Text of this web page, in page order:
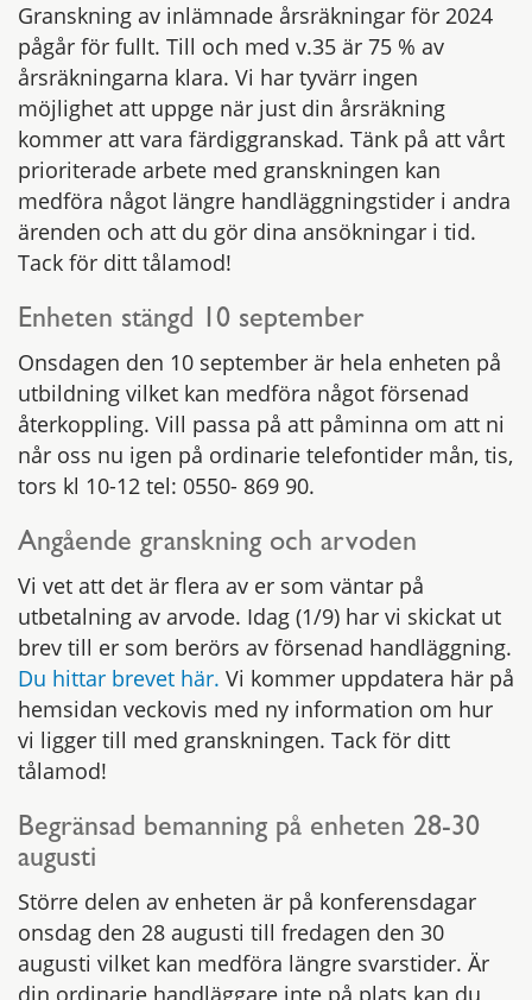
Granskning av inlämnade årsräkningar för 2024
pågår för fullt. Till och med v.35 är 75 % av
årsräkningarna klara. Vi har tyvärr ingen
möjlighet att uppge när just din årsräkning
kommer att vara färdiggranskad. Tänk på att vårt
prioriterade arbete med granskningen kan
medföra något längre handläggningstider i andra
ärenden och att du gör dina ansökningar i tid.
Tack för ditt tålamod!
Enheten stängd 10 september
Onsdagen den 10 september är hela enheten på
utbildning vilket kan medföra något försenad
återkoppling. Vill passa på att påminna om att ni
når oss nu igen på ordinarie telefontider mån, tis,
tors kl 10-12 tel: 0550- 869 90.
Angående granskning och arvoden
Vi vet att det är flera av er som väntar på
utbetalning av arvode. Idag (1/9) har vi skickat ut
brev till er som berörs av försenad handläggning.
Du hittar brevet här. Vi kommer uppdatera här på
hemsidan veckovis med ny information om hur
vi ligger till med granskningen. Tack för ditt
tålamod!
Begränsad bemanning på enheten 28-30
augusti
Större delen av enheten är på konferensdagar
onsdag den 28 augusti till fredagen den 30
augusti vilket kan medföra längre svarstider. Är